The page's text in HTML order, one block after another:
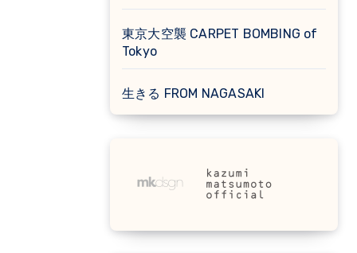
東京大空襲 CARPET BOMBING of
Tokyo
生きる FROM NAGASAKI